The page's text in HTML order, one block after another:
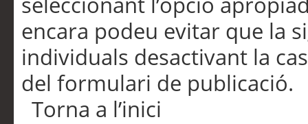
encara podeu evitar que la
individuals desactivant la
del formulari de publicació.
Torna a l’inici